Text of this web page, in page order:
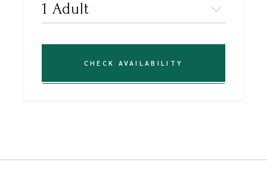
CHECK AVAILABILITY